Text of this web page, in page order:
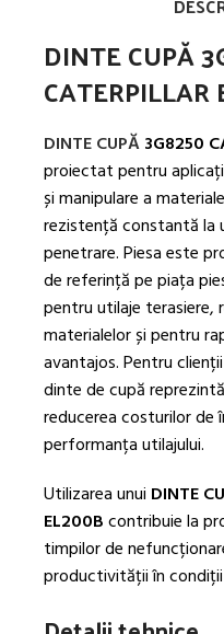
DINTE CUPĂ
CATERPILLAR
DINTE CUPĂ3G8250
proiectat pentru
și manipulare a
rezistență constantă la
penetrare. Piesa este
de referință pe piața
pentru utilaje
materialelor și pentru
avantajos. Pentru
dinte de cupă
reducerea costurilor
performanța utilajului.
Utilizarea unui DINTE
EL200Bcontribuie la
timpilor de
productivității în